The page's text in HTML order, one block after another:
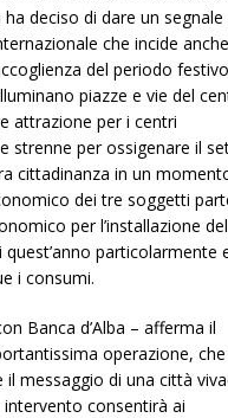
deciso di dare un segnale
che incide
del periodo
piazze e vie del
attrazione per i centri
strenne per ossigenare il
cittadinanza in un
dei tre soggetti
per l’installazione
particolarmente
i consumi.
Banca d’Alba – afferma il
operazione,
messaggio di una città
consentirà ai